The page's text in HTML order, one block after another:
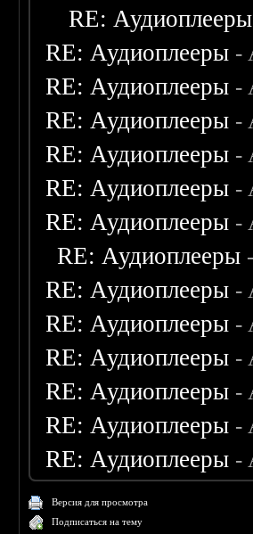
RE: Аудиоплееры
RE: Аудиоплееры -
RE: Аудиоплееры -
RE: Аудиоплееры -
RE: Аудиоплееры -
RE: Аудиоплееры -
RE: Аудиоплееры -
RE: Аудиоплееры
RE: Аудиоплееры -
RE: Аудиоплееры -
RE: Аудиоплееры -
RE: Аудиоплееры -
RE: Аудиоплееры -
RE: Аудиоплееры -
Версия для просмотра
Подписаться на тему